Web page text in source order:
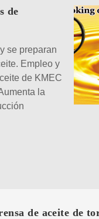
de
se preparan
Empleo y
de KMEC
la
de aceite de